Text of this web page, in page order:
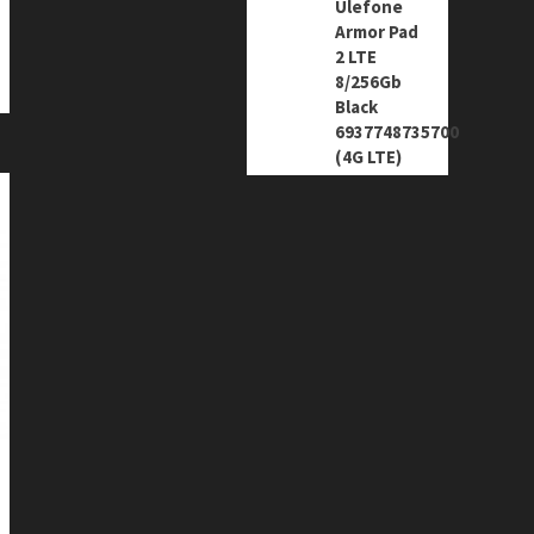
Ulefone
Armor Pad
2 LTE
8/256Gb
Black
6937748735700
(4G LTE)